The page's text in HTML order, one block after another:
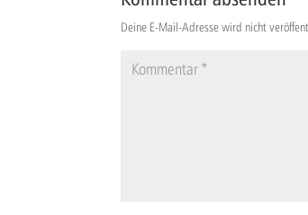
Deine E-Mail-Adresse wird nicht